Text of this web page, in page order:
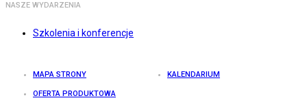
NASZE WYDARZENIA
Szkolenia i konferencje
MAPA STRONY KALENDARIUM
OFERTA PRODUKTOWA